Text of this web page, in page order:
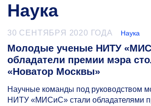
Наука
30 СЕНТЯБРЯ 2020 ГОДА Наука
Молодые ученые НИТУ
обладатели премии мэра
«Новатор Москвы»
Научные команды под руководством
НИТУ «МИСиС» стали обладателями